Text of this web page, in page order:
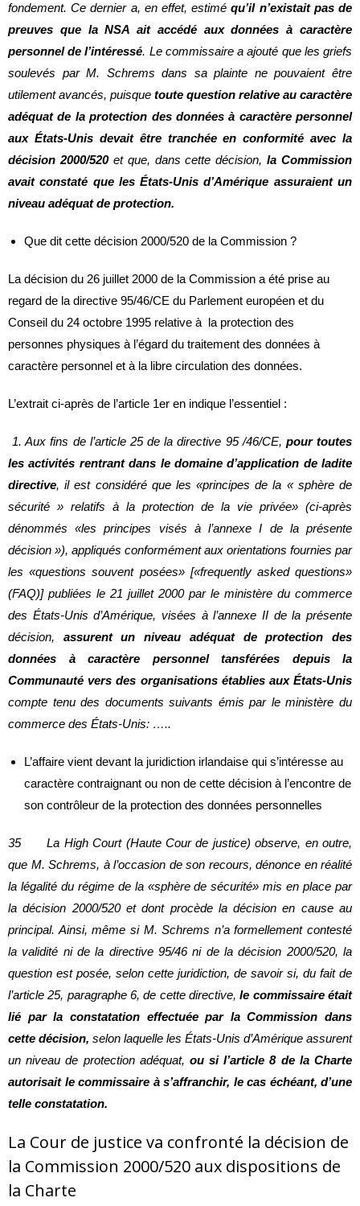
fondement. Ce dernier a, en effet, estiméqu’il n’existait pas de
preuves que la NSA ait accédé aux données à caractère
personnel de l’intéressé. Le commissaire a ajouté que les griefs
soulevés par M. Schrems dans sa plainte ne pouvaient être
utilement avancés, puisque toute question relative au caractère
adéquat de la protection des données à caractère personnel
aux États-Unis devait être tranchée en conformité avec la
décision 2000/520et que, dans cette décision,la Commission
avait constaté que les États-Unis d’Amérique assuraient un
niveau adéquat de protection.
Que dit cette décision 2000/520 de la Commission ?
La décision du 26 juillet 2000 de la Commission a été prise au
regard de la directive 95/46/CE du Parlement européen et du
Conseil du 24 octobre 1995 relative à la protection des
personnes physiques à l’égard du traitement des données à
caractère personnel et à la libre circulation des données.
L’extrait ci-après de l’article 1er en indique l’essentiel :
1. Aux fins de l’article 25 de la directive 95 /46/CE, pour toutes
les activités rentrant dans le domaine d’application de ladite
directive, il est considéré que les «principes de la « sphère de
sécurité » relatifs à la protection de la vie privée» (ci-après
dénommés «les principes visés à l’annexe I de la présente
décision »), appliqués conformément aux orientations fournies par
les «questions souvent posées» [«frequently asked questions»
(FAQ)] publiées le 21 juillet 2000 par le ministère du commerce
des États-Unis d’Amérique, visées à l’annexe II de la présente
décision, assurent un niveau adéquat de protection des
données à caractère personnel tansférées depuis la
Communauté vers des organisations établies aux États-Unis
compte tenu des documents suivants émis par le ministère du
commerce des États-Unis: …..
L’affaire vient devant la juridiction irlandaise qui s’intéresse au
caractère contraignant ou non de cette décision à l’encontre de
son contrôleur de la protection des données personnelles
35 La High Court (Haute Cour de justice) observe, en outre,
que M. Schrems, à l’occasion de son recours, dénonce en réalité
la légalité du régime de la «sphère de sécurité» mis en place par
la décision 2000/520 et dont procède la décision en cause au
principal. Ainsi, même si M. Schrems n’a formellement contesté
la validité ni de la directive 95/46 ni de la décision 2000/520, la
question est posée, selon cette juridiction, de savoir si, du fait de
l’article 25, paragraphe 6, de cette directive,le commissaire était
lié par la constatation effectuée par la Commission dans
cette décision, selon laquelle les États-Unis d’Amérique assurent
un niveau de protection adéquat, ou si l’article 8 de la Charte
autorisait le commissaire à s’affranchir, le cas échéant, d’une
telle constatation.
La Cour de justice va confronté la décision de
la Commission 2000/520 aux dispositions de
la Charte